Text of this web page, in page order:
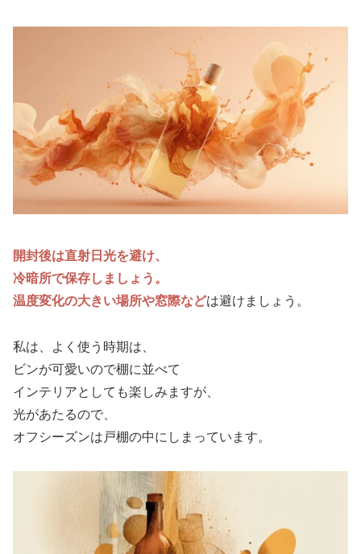
開封後は直射日光を避け、
冷暗所で保存しましょう。
温度変化の大きい場所や窓際などは避けましょう。
私は、よく使う時期は、
ビンが可愛いので棚に並べて
インテリアとしても楽しみますが、
光があたるので、
オフシーズンは戸棚の中にしまっています。